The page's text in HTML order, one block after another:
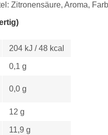
Zitronensäure, Aroma,
204 kJ / 48 kcal
0,1 g
0,0 g
12 g
11,9 g